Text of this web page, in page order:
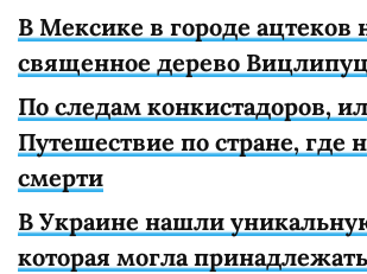
В Мексике в городе ацтеков
священное дерево
По следам конкистадоров,
Путешествие по стране, где
смерти
В Украине нашли
которая могла